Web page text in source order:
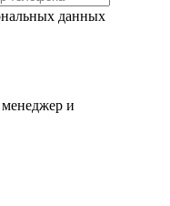
данных
и